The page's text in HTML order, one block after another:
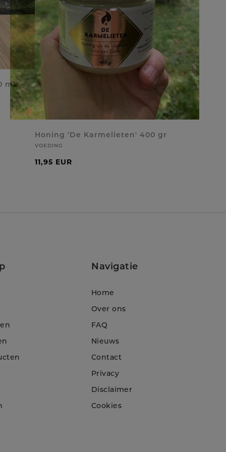
ml
Honing 'De Karmelieten' 400 gr
VOEDING
11,95 EUR
Navigatie
Home
Over ons
FAQ
Nieuws
Contact
Privacy
Disclaimer
Cookies